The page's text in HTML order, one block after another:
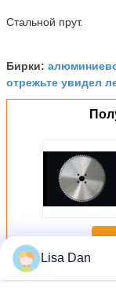
Стальной прут.
Бирки:
отрежьте увидел
Больше
Lisa Dan